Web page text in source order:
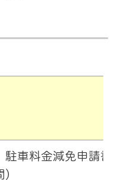
車料金減免申請書